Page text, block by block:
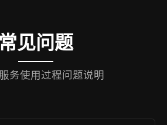
常见问题
务使用过程问题说明